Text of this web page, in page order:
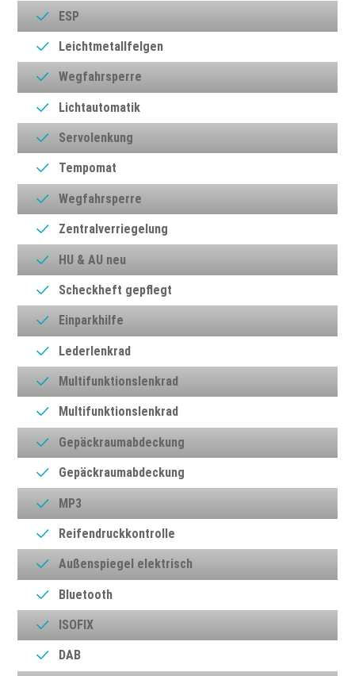
ESP
Leichtmetallfelgen
Wegfahrsperre
Lichtautomatik
Servolenkung
Tempomat
Wegfahrsperre
Zentralverriegelung
HU & AU neu
Scheckheft gepflegt
Einparkhilfe
Lederlenkrad
Multifunktionslenkrad
Multifunktionslenkrad
Gepäckraumabdeckung
Gepäckraumabdeckung
MP3
Reifendruckkontrolle
Außenspiegel elektrisch
Bluetooth
ISOFIX
DAB